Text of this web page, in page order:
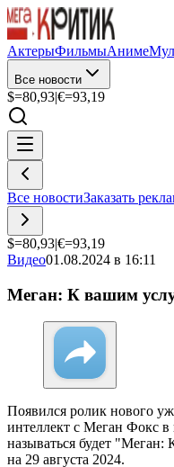
АктерыФильмыАниме
Все новости
$=80,93|€=93,19
Все новостиЗаказать
$=80,93|€=93,19
Видео01.08.2024 в 16:11
Меган: К вашим
Появился ролик нового
интеллект с Меган Фокс
называться будет
на 29 августа 2024.